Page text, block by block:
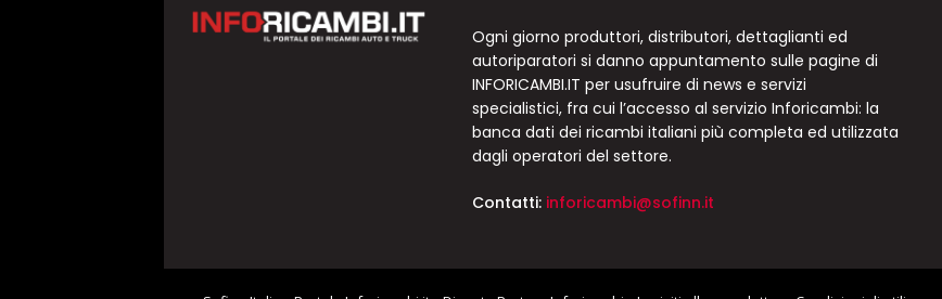
Ogni giorno produttori, distributori, dettaglianti ed
autoriparatori si danno appuntamento sulle pagine di
INFORICAMBI.IT per usufruire di news e servizi
specialistici, fra cui l’accesso al servizio Inforicambi: la
banca dati dei ricambi italiani più completa ed utilizzata
dagli operatori del settore.
Contatti: inforicambi@sofinn.it